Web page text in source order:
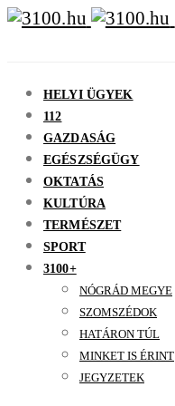
HELYI ÜGYEK
112
GAZDASÁG
EGÉSZSÉGÜGY
OKTATÁS
KULTÚRA
TERMÉSZET
SPORT
3100+
NÓGRÁD MEGYE
SZOMSZÉDOK
HATÁRON TÚL
MINKET IS ÉRINT
JEGYZETEK